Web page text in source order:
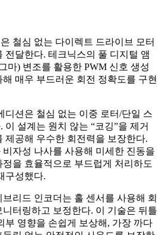
철심 없는 다이렉트 드라이브 모터
전달한다. 테크닉스의 풀 디지털 앰
마) 변조를 활용한 PWM 신호 생성
매우 부드러운 회전 정확도를 구현
디션은 철심 없는 이중 로터/단일 스
설계는 원치 않는 “코깅”을 제거
제공해 우수한 회전력을 보장한다.
자성 나사를 사용해 미세한 진동을
을 효율적으로 부드럽게 처리하도
구성했다.
리드 인코더는 홀 센서를 사용해 회
터링하고 보정한다. 이 기술은 뒤틀
부 영향을 손쉽게 보상해, 가장 까다